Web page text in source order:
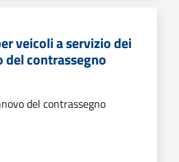
veicoli a servizio dei
contrassegno
del contrassegno